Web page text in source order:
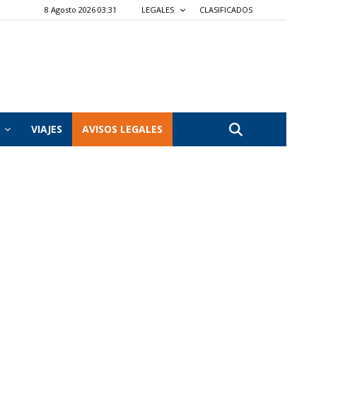
8 Agosto 2026 03:31 LEGALES CLASIFICADOS
VIAJES AVISOS LEGALES